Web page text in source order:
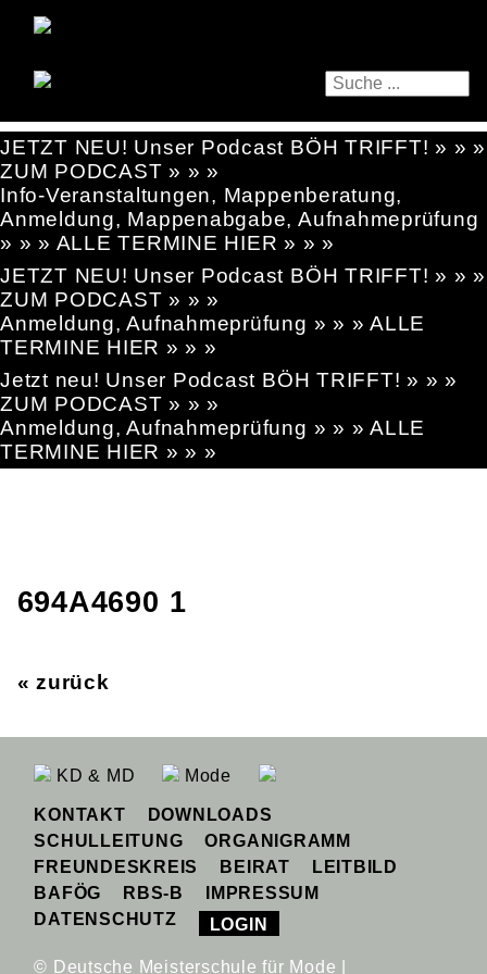
JETZT NEU! Unser Podcast BÖH TRIFFT! » » »
ZUM PODCAST » » »
Info-Veranstaltungen, Mappenberatung,
Anmeldung, Mappenabgabe, Aufnahmeprüfung
» » » ALLE TERMINE HIER » » »
JETZT NEU! Unser Podcast BÖH TRIFFT! » » »
ZUM PODCAST » » »
Anmeldung, Aufnahmeprüfung » » » ALLE
TERMINE HIER » » »
Jetzt neu! Unser Podcast BÖH TRIFFT! » » »
ZUM PODCAST » » »
Anmeldung, Aufnahmeprüfung » » » ALLE
TERMINE HIER » » »
694A4690 1
« zurück
KD & MD Mode
KONTAKT
DOWNLOADS
SCHULLEITUNG
ORGANIGRAMM
FREUNDESKREIS
BEIRAT
LEITBILD
BAFÖG
RBS-B
IMPRESSUM
DATENSCHUTZ
LOGIN
© Deutsche Meisterschule für Mode |